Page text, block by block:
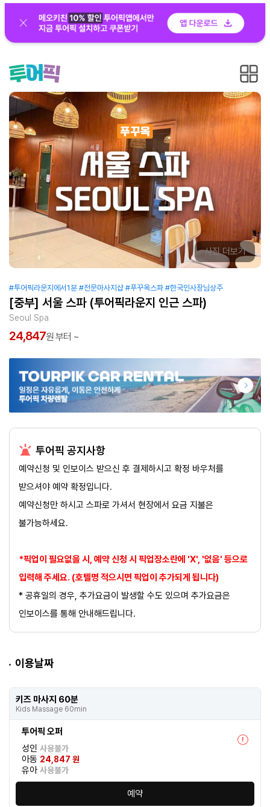
사진 더보기
#투어픽라운지에서1분 #전문마사지샵 #푸꾸옥스파 #한국인사장님상주
[중부] 서울 스파 (투어픽라운지 인근 스파)
Seoul Spa
24,847원 부터 ~
투어픽 공지사항
예약신청 및 인보이스 받으신 후 결제하시고 확정 바우처를
받으셔야 예약 확정입니다.
예약신청만 하시고 스파로 가셔서 현장에서 요금 지불은
불가능하세요.​
*픽업이 필요없을 시, 예약 신청 시 픽업장소란에 'X', '없음' 등으로
입력해 주세요. (호텔명 적으시면 픽업이 추가되게 됩니다)
* 공휴일의 경우, 추가요금이 발생할 수도 있으며 추가요금은
인보이스를 통해 안내해드립니다.
이용날짜
키즈 마사지 60분
Kids Massage 60min
투어픽 오퍼
!
성인 사용불가
아동 24,847 원
유아사용불가
예약